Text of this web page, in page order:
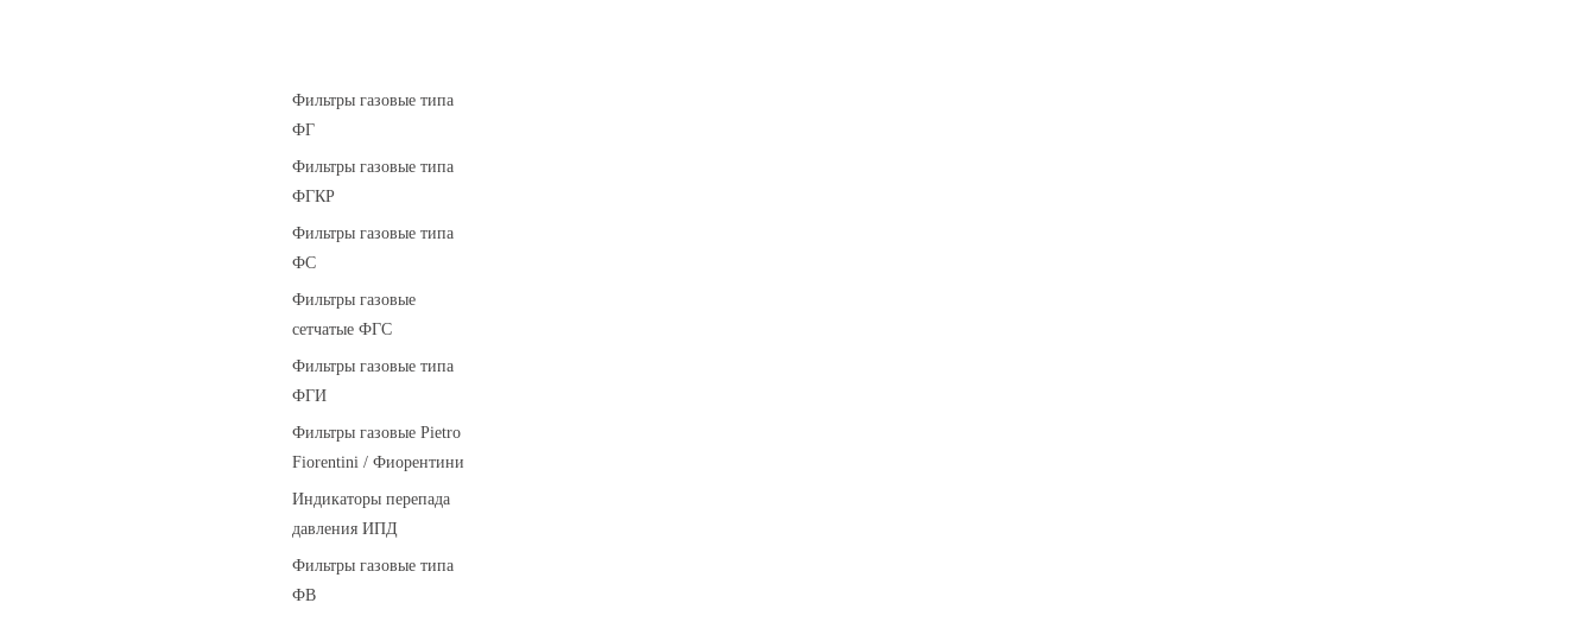
Фильтры газовые типа
ФГ
Фильтры газовые типа
ФГКР
Фильтры газовые типа
ФС
Фильтры газовые
сетчатые ФГС
Фильтры газовые типа
ФГИ
Фильтры газовые Pietro
Fiorentini / Фиорентини
Индикаторы перепада
давления ИПД
Фильтры газовые типа
ФВ